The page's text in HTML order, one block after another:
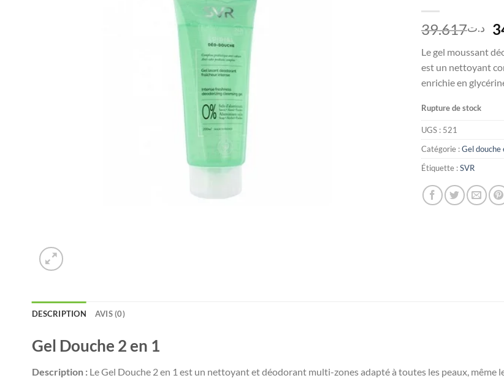
د.ت39.617
Le gel moussant
est un nettoyant
enrichie en
Rupture de stock
UGS : 521
Catégorie :Gel douche
Étiquette :SVR
DESCRIPTION AVIS (0)
Gel Douche 2 en 1
Description : Le Gel Douche 2 en 1 est un nettoyant et déodorant multi-zones adapté à toutes les peaux, même